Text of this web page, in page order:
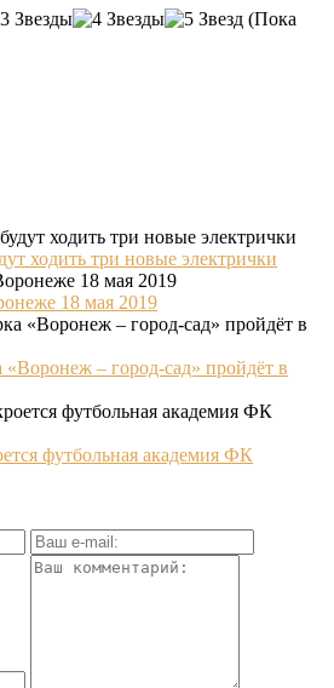
(Пока
ходить три новые электрички
18 мая 2019
«Воронеж – город-сад» пройдёт в
футбольная академия ФК